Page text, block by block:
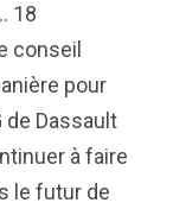
18
conseil
pour
de Dassault
à faire
le futur de